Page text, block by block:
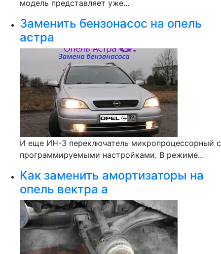
модель представляет уже...
Заменить бензонасос на опель
астра
И еще ИН-3 переключатель микропроцессорный с
программируемыми настройками. В режиме...
Как заменить амортизаторы на
опель вектра а